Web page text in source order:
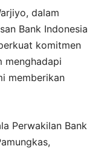
dalam
Bank Indonesia
komitmen
menghadapi
memberikan
Perwakilan Bank